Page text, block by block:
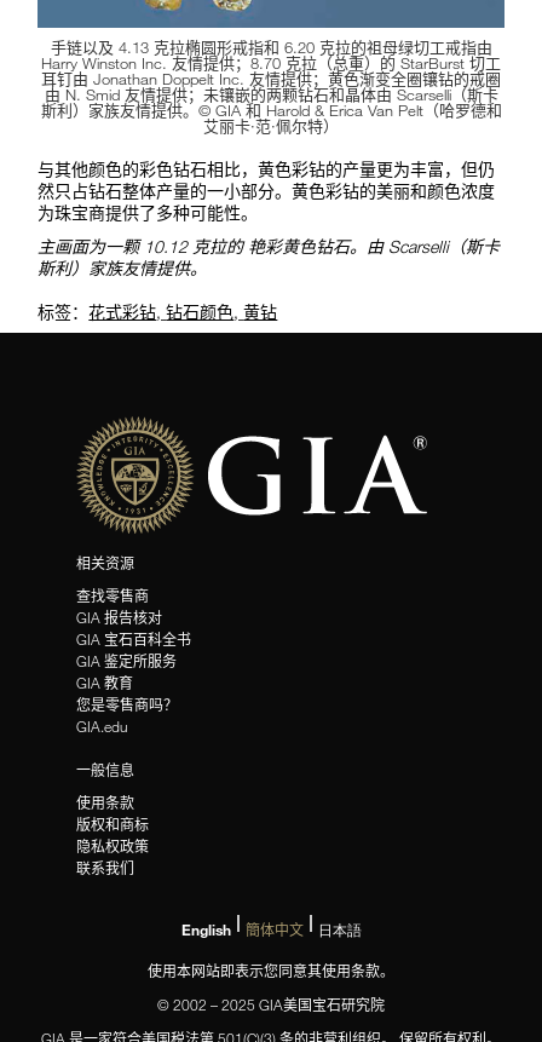
手链以及 4.13 克拉椭圆形戒指和 6.20 克拉的祖母绿切工戒指由
Harry Winston Inc. 友情提供；8.70 克拉（总重）的 StarBurst 切工
耳钉由 Jonathan Doppelt Inc. 友情提供；黄色渐变全圈镶钻的戒圈
由 N. Smid 友情提供；未镶嵌的两颗钻石和晶体由 Scarselli（斯卡
斯利）家族友情提供。© GIA 和 Harold & Erica Van Pelt（哈罗德和
艾丽卡·范·佩尔特）
与其他颜色的彩色钻石相比，黄色彩钻的产量更为丰富，但仍
然只占钻石整体产量的一小部分。黄色彩钻的美丽和颜色浓度
为珠宝商提供了多种可能性。
主画面为一颗 10.12 克拉的 艳彩黄色钻石。由 Scarselli（斯卡
斯利）家族友情提供。
标签：花式彩钻,钻石颜色,黄钻
相关资源
查找零售商
GIA 报告核对
GIA 宝石百科全书
GIA 鉴定所服务
GIA 教育
您是零售商吗？
GIA.edu
一般信息
使用条款
版权和商标
隐私权政策
联系我们
English 簡体中文 日本語
使用本网站即表示您同意其使用条款。
© 2002 – 2025 GIA美国宝石研究院